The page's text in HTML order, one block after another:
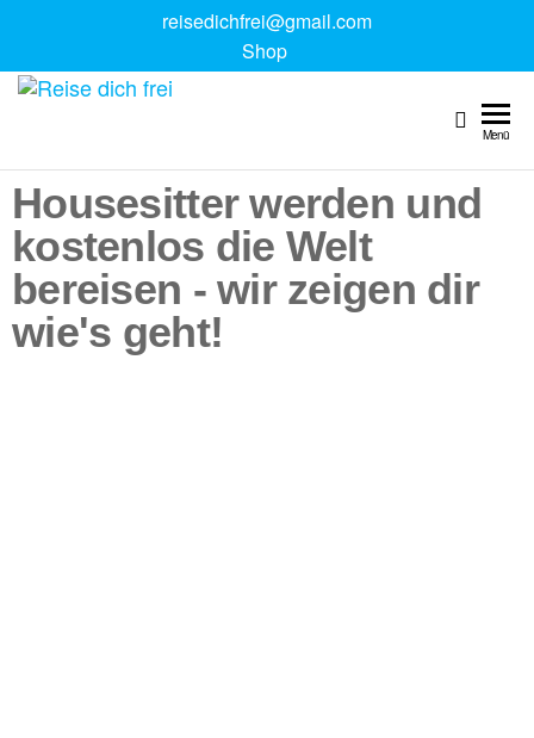
reisedichfrei@gmail.com
Shop
frei
Menü
Housesitter werden und
kostenlos die Welt
bereisen - wir zeigen dir
wie's geht!